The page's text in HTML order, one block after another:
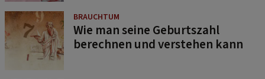
BRAUCHTUM
Wie man seine Geburtszahl
berechnen und verstehen kann